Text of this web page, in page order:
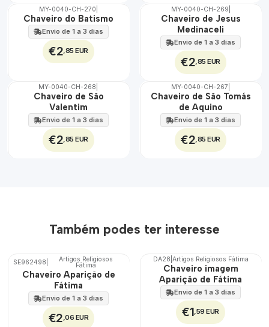
🇵🇹
100%
MY-0040-CH-270
Chaveiro do Batismo
Envio de 1 a 3 dias
€2,85 EUR
🇵🇹
MY-0040-CH-269
Chaveiro de Jesus
Medinaceli
Envio de 1 a 3 dias
€2,85 EUR
🇵🇹
MY-0040-CH-268
Chaveiro de São
Valentim
Envio de 1 a 3 dias
€2,85 EUR
🇵🇹
MY-0040-CH-267
Chaveiro de São Tomás
de Aquino
Envio de 1 a 3 dias
€2,85 EUR
Também podes ter interesse
SE962498 Artigos Religiosos
Fátima
Chaveiro Aparição de
Fátima
Envio de 1 a 3 dias
€2,06 EUR
DA28 Artigos Religiosos Fátima
Chaveiro imagem
Aparição de Fátima
Envio de 1 a 3 dias
€1,59 EUR